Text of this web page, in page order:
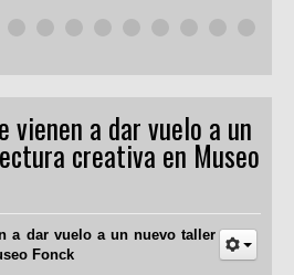
vienen a dar vuelo a un
creativa en Museo
a dar vuelo a un nuevo taller
Fonck